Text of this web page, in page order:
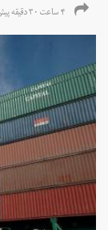
۴ ساعت ۳۰ دقیقه پیش